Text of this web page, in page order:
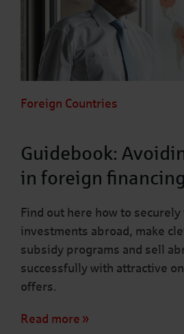
Foreign Countries
Guidebook:
in foreign financing
Find out here how to
investments abroad, make
subsidy programs and sell
successfully with attractive
offers.
Read more